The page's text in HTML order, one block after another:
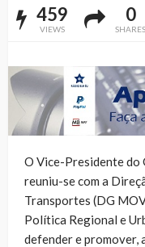
459
VIEWS
0
SHARES
O Vice-Presidente do
reuniu-se com a
Transportes (DG
Política Regional e
defender e promover,